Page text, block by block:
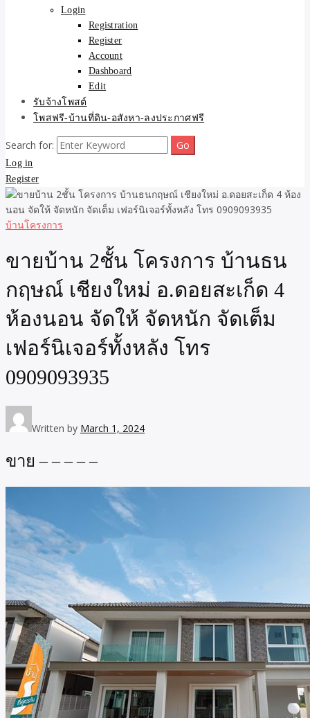
Login
Registration
Register
Account
Dashboard
Edit
รับจ้างโพสต์
โพสฟรี-บ้านที่ดิน-อสังหา-ลงประกาศฟรี
Search for:
Log in
Register
บ้านโครงการ
ขายบ้าน 2ชั้น โครงการ บ้านธน
กฤษณ์ เชียงใหม่ อ.ดอยสะเก็ด 4
ห้องนอน จัดให้ จัดหนัก จัดเต็ม
เฟอร์นิเจอร์ทั้งหลัง โทร
0909093935
Written by March 1, 2024
ขาย – – – – –